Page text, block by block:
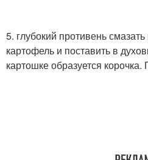
5. глубокий противень
картофель и поставить в
картошке образуется корочка.